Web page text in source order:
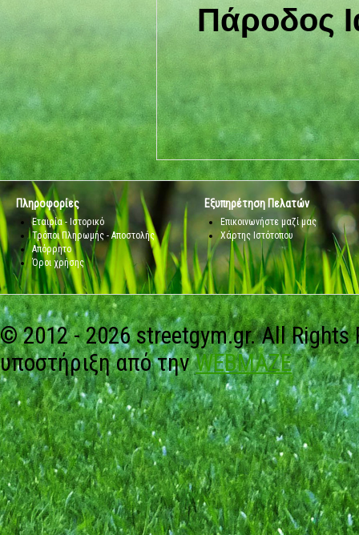
Πάροδος
Πληροφορίες
Εταιρία - Ιστορικό
Τρόποι Πληρωμής - Αποστολής
Απόρρητο
Όροι χρήσης
Εξυπηρέτηση Πελατών
Επικοινωνήστε μαζί μας
Χάρτης Ιστότοπου
© 2012 - 2026 streetgym.gr. All Rights
υποστήριξη από τηνWEBMAZE